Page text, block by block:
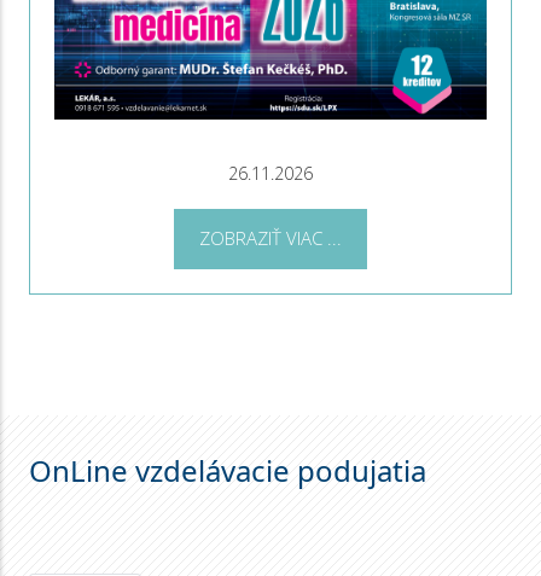
26.11.2026
ZOBRAZIŤ VIAC ...
OnLine vzdelávacie podujatia